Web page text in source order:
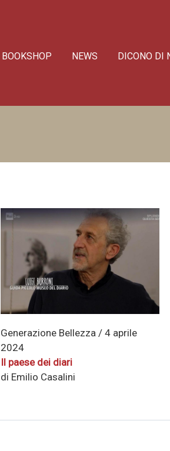
BOOKSHOP NEWS DICONO DI
Generazione Bellezza / 4 aprile
2024
Il paese dei diari
di Emilio Casalini